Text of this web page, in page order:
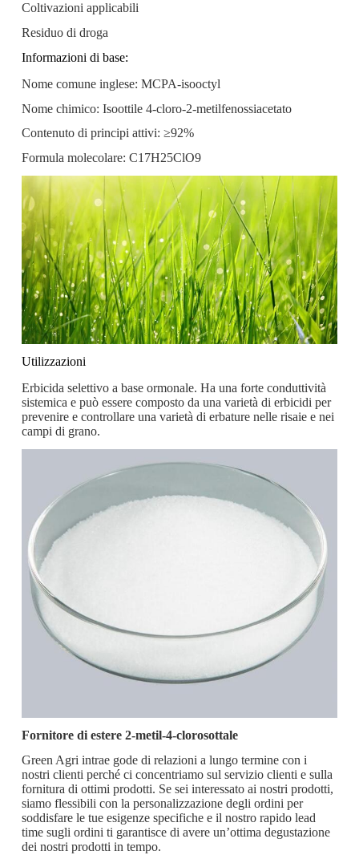
Coltivazioni applicabili
Residuo di droga
Informazioni di base:
Nome comune inglese: MCPA-isooctyl
Nome chimico: Isoottile 4-cloro-2-metilfenossiacetato
Contenuto di principi attivi: ≥92%
Formula molecolare: C17H25ClO9
Utilizzazioni
Erbicida selettivo a base ormonale. Ha una forte conduttività
sistemica e può essere composto da una varietà di erbicidi per
prevenire e controllare una varietà di erbature nelle risaie e nei
campi di grano.
Fornitore di estere 2-metil-4-clorosottale
Green Agri intrae gode di relazioni a lungo termine con i
nostri clienti perché ci concentriamo sul servizio clienti e sulla
fornitura di ottimi prodotti. Se sei interessato ai nostri prodotti,
siamo flessibili con la personalizzazione degli ordini per
soddisfare le tue esigenze specifiche e il nostro rapido lead
time sugli ordini ti garantisce di avere un’ottima degustazione
dei nostri prodotti in tempo.